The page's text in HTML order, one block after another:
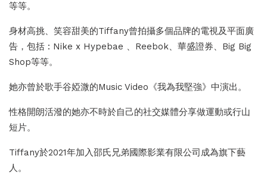
等等。
身材高挑、笑容甜美的Tiffany曾拍攝多個品牌的電視及平面廣
告，包括 : Nike x Hypebae 、Reebok、華盛證券、Big Big
Shop等等。
她亦曾於歌手谷婭溦的Music Video《我為我堅強》中演出。
性格開朗活潑的她亦不時於自己的社交媒體分享做運動或行山
短片。
Tiffany於2021年加入邵氏兄弟國際影業有限公司成為旗下藝
人。